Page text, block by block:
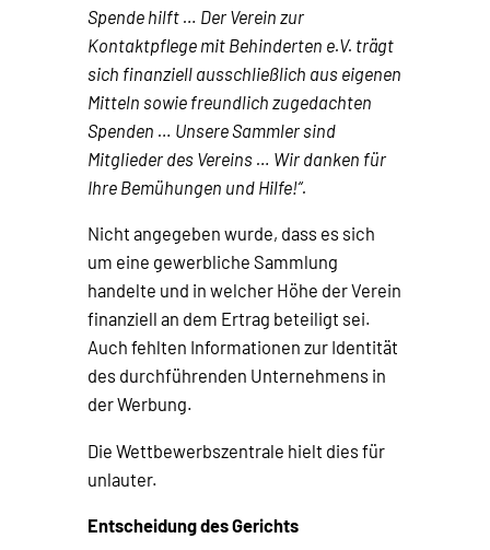
Spende hilft … Der Verein zur
Kontaktpflege mit Behinderten e.V. trägt
sich finanziell ausschließlich aus eigenen
Mitteln sowie freundlich zugedachten
Spenden … Unsere Sammler sind
Mitglieder des Vereins … Wir danken für
Ihre Bemühungen und Hilfe!“.
Nicht angegeben wurde, dass es sich
um eine gewerbliche Sammlung
handelte und in welcher Höhe der Verein
finanziell an dem Ertrag beteiligt sei.
Auch fehlten Informationen zur Identität
des durchführenden Unternehmens in
der Werbung.
Die Wettbewerbszentrale hielt dies für
unlauter.
Entscheidung des Gerichts